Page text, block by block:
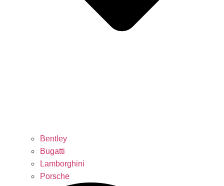
Bentley
Bugatti
Lamborghini
Porsche